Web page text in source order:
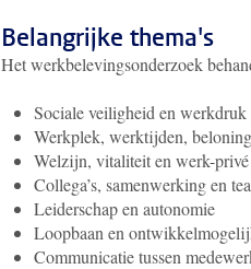
Belangrijke thema's
Het werkbelevingsonderzoek
Sociale veiligheid en werkdruk
Werkplek, werktijden,
Welzijn, vitaliteit en werk-privé
Collega’s, samenwerking en
Leiderschap en autonomie
Loopbaan en
Communicatie tussen